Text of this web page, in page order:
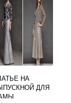
НА
ДЛЯ